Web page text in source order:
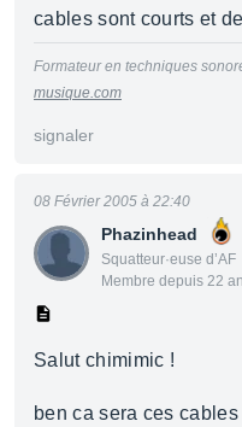
cables sont courts et
Formateur en techniques
musique.com
signaler
Phazinhead
Squatteur·euse d’AF
Membre depuis 22
08 Février 2005 à 22:40
Salut chimimic !
ben ca sera ces